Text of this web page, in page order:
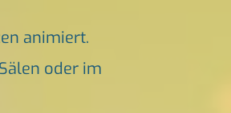
animiert.
oder im